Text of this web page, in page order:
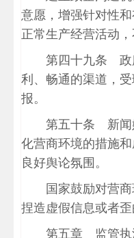
意愿，增强针对性
正常生产经营活动，
第四十九条 政
利、畅通的渠道，
报。
第五十条 新闻
化营商环境的措施
良好舆论氛围。
国家鼓励对营
捏造虚假信息或者歪
第五章 监管执